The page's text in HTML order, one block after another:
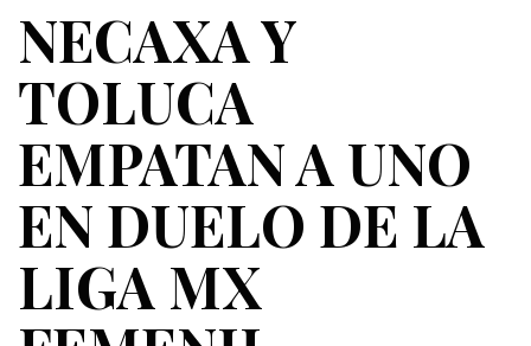
NECAXA Y
TOLUCA
EMPATAN A UNO
EN DUELO DE LA
LIGA MX